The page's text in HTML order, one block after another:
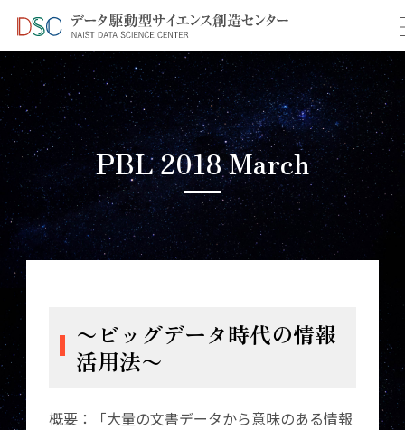
TOP ＞ PBL 2018 March
PBL 2018 March
〜ビッグデータ時代の情報
活用法〜
概要：「大量の文書データから意味のある情報